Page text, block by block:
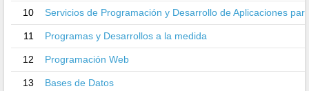
10 Servicios de Programación y Desarrollo de Aplicaciones
11 Programas y Desarrollos a la medida
12 Programación Web
13 Bases de Datos